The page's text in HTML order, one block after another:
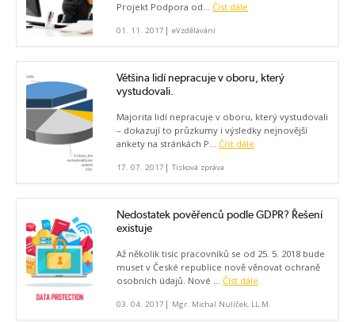
Projekt Podpora od... Číst dále
01. 11. 2017 | eVzdělávání
Většina lidí nepracuje v oboru, který
vystudovali.
Majorita lidí nepracuje v oboru, který vystudovali
– dokazují to průzkumy i výsledky nejnovější
ankety na stránkách P... Číst dále
17. 07. 2017 | Tisková zpráva
Nedostatek pověřenců podle GDPR? Řešení
existuje
Až několik tisíc pracovníků se od 25. 5. 2018 bude
muset v České republice nově věnovat ochraně
osobních údajů. Nové ... Číst dále
03. 04. 2017 | Mgr. Michal Nulíček, LL.M.